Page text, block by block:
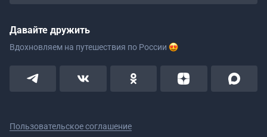
Давайте дружить
Вдохновляем на путешествия по России
Пользовательское соглашение